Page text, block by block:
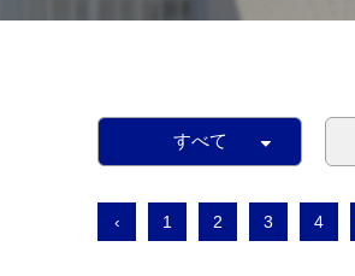
すべて
‹ 1 2 3 4